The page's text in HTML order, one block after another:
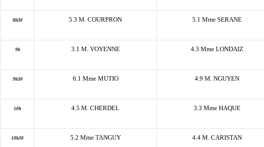
8h30 5.3 M. COURPRON 5.1 Mme SERANE
9h 3.1 M. VOYENNE 4.3 Mme LONDAIZ
9h30 6.1 Mme MUTIO 4.9 M. NGUYEN
10h 4.5 M. CHERDEL 3.3 Mme HAQUE
10h30 5.2 Mme TANGUY 4.4 M. CARISTAN